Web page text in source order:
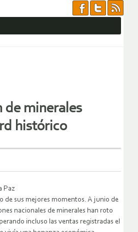
de minerales
histórico
Paz
de sus mejores momentos. A junio de
nacionales de minerales han roto
incluso las ventas registradas el